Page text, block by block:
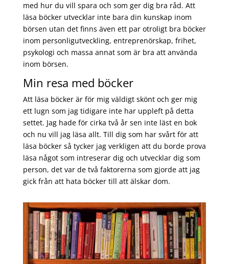
med hur du vill spara och som ger dig bra råd. Att
läsa böcker utvecklar inte bara din kunskap inom
börsen utan det finns även ett par otroligt bra böcker
inom personligutveckling, entreprenörskap, frihet,
psykologi och massa annat som är bra att använda
inom börsen.
Min resa med böcker
Att läsa böcker är för mig väldigt skönt och ger mig
ett lugn som jag tidigare inte har uppleft på detta
settet. Jag hade för cirka två år sen inte läst en bok
och nu vill jag läsa allt. Till dig som har svårt för att
läsa böcker så tycker jag verkligen att du borde prova
läsa något som intreserar dig och utvecklar dig som
person, det var de två faktorerna som gjorde att jag
gick från att hata böcker till att älskar dom.